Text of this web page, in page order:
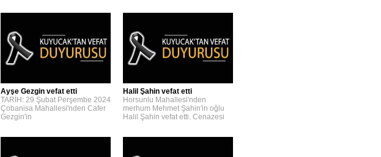
Ayşe Gezgin vefat etti
TARİH: 29 Şubat Perşembe 2024
Çobanisa Mahallesi'nden Cafer
Gezgin'in
Halil Şahin vefat etti
Horsunlu Mahallesi'nden
merhum Mehmet Şahin'in oğlu
Halil Şahin vefat etti. Cenazesi